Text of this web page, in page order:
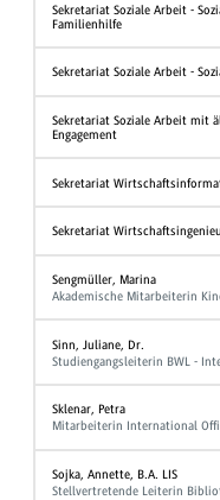
Sekretariat Soziale Arbeit -
Familienhilfe
Sekretariat Soziale Arbeit -
Sekretariat Soziale Arbeit mit
Engagement
Sekretariat
Sekretariat
Sengmüller, Marina
Akademische Mitarbeiterin
Sinn, Juliane, Dr.
Studiengangsleiterin BWL -
Sklenar, Petra
Mitarbeiterin International
Sojka, Annette, B.A. LIS
Stellvertretende Leiterin